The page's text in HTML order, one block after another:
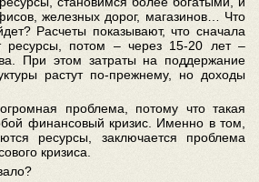
железных дорог, магазинов… Что
Расчеты показывают, что сначала
ресурсы, потом – через 15-20 лет –
При этом затраты на поддержание
растут по-прежнему, но доходы
проблема, потому что такая
финансовый кризис. Именно в том,
ресурсы, заключается проблема
кризиса.